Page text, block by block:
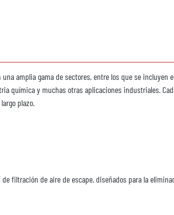
amplia gama de sectores, entre los que se
química y muchas otras aplicaciones industriales.
plazo.
filtración de aire de escape, diseñados para la